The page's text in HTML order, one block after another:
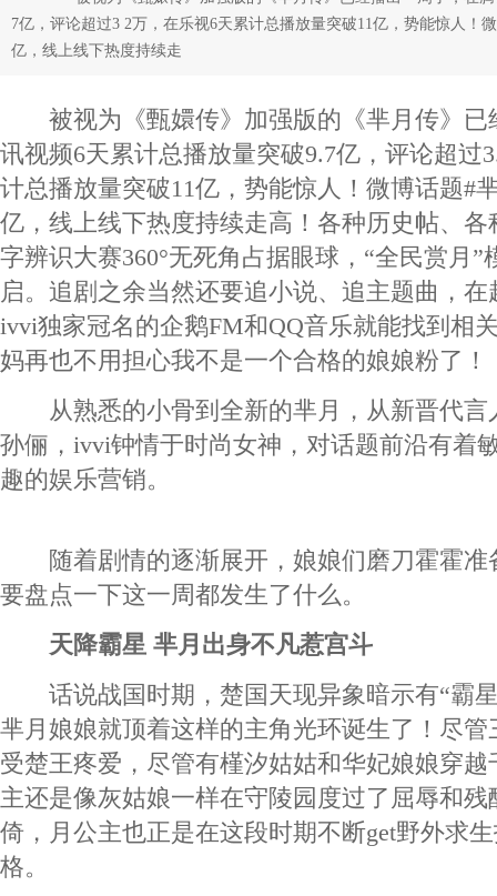
7亿，评论超过3 2万，在乐视6天累计总播放量突破11亿，势能惊人！
亿，线上线下热度持续走
被视为《甄嬛传》加强版的《芈月传》已
讯视频6天累计总播放量突破9.7亿，评论超过
计总播放量突破11亿，势能惊人！微博话题#
亿，线上线下热度持续走高！各种历史帖、
字辨识大赛360°无死角占据眼球，“全民赏月”
启。追剧之余当然还要追小说、追主题曲，
ivvi独家冠名的企鹅FM和QQ音乐就能找到相
妈再也不用担心我不是一个合格的娘娘粉了！
从熟悉的小骨到全新的芈月，从新晋代言
孙俪，ivvi钟情于时尚女神，对话题前沿有着
趣的娱乐营销。
随着剧情的逐渐展开，娘娘们磨刀霍霍准
要盘点一下这一周都发生了什么。
天降霸星 芈月出身不凡惹宫斗
话说战国时期，楚国天现异象暗示有“霸
芈月娘娘就顶着这样的主角光环诞生了！尽
受楚王疼爱，尽管有槿汐姑姑和华妃娘娘穿
主还是像灰姑娘一样在守陵园度过了屈辱和
倚，月公主也正是在这段时期不断get野外求
格。